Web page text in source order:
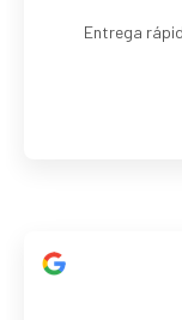
Entrega